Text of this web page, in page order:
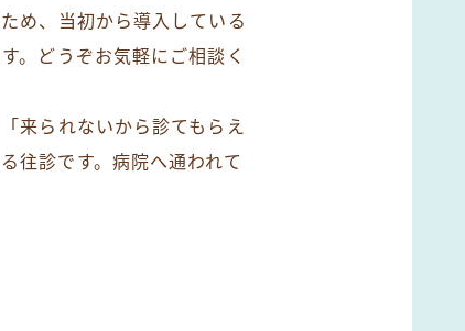
め、当初から導入している
。どうぞお気軽にご相談く
来られないから診てもらえ
往診です。病院へ通われて